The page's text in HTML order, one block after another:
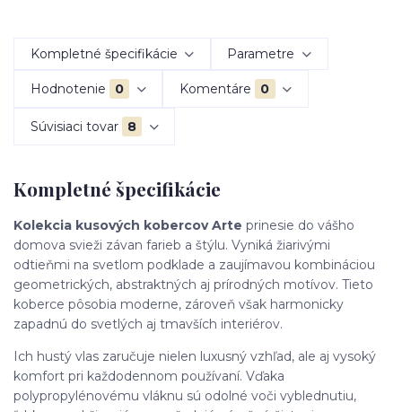
Kompletné špecifikácie Parametre
Hodnotenie 0 Komentáre 0
Súvisiaci tovar 8
Kompletné špecifikácie
Kolekcia kusových kobercov Arte prinesie do vášho
domova svieži závan farieb a štýlu. Vyniká žiarivými
odtieňmi na svetlom podklade a zaujímavou kombináciou
geometrických, abstraktných aj prírodných motívov. Tieto
koberce pôsobia moderne, zároveň však harmonicky
zapadnú do svetlých aj tmavších interiérov.
Ich hustý vlas zaručuje nielen luxusný vzhľad, ale aj vysoký
komfort pri každodennom používaní. Vďaka
polypropylénovému vláknu sú odolné voči vyblednutiu,